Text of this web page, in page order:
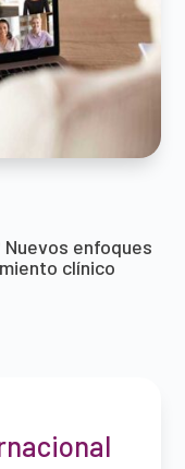
enfoques
clínico